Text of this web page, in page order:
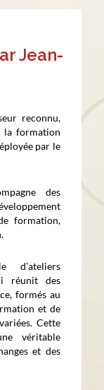
Jean-
reconnu,
la formation
par le
des
formation,
d’ateliers
réunit des
formés au
et de
Cette
véritable
et des